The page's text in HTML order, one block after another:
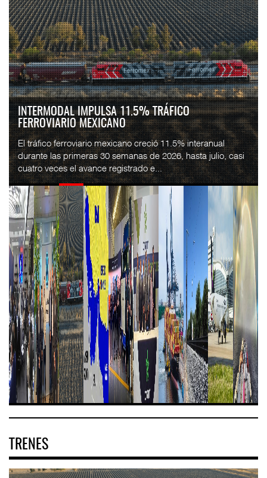
FLETES DE CONTENEDORES ROMPEN TRES SEMANAS
DE CAÍDAS: DREWRY...
El costo mundial del transporte marítimo de contenedores
subió 1% en la semana terminada el 7 de agosto, hasta
4,297 dólares por contenedor de 40 pies...
TRENES